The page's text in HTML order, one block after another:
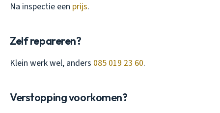
Na inspectie een prijs.
Zelf repareren?
Klein werk wel, anders 085 019 23 60.
Verstopping voorkomen?